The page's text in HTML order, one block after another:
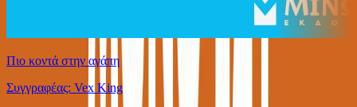
Πιο κοντά στην αγάπη
Συγγραφέας: Vex King